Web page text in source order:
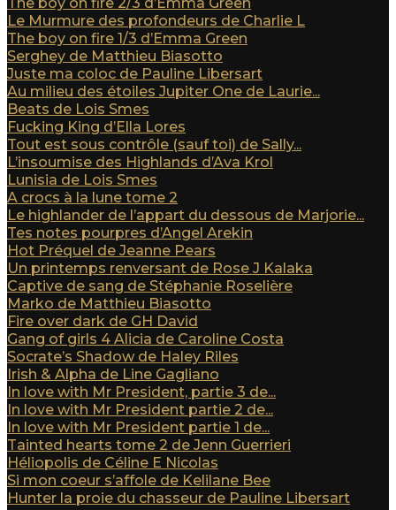
Le Murmure des profondeurs de Charlie L
The boy on fire 1/3 d’Emma Green
Serghey de Matthieu Biasotto
Juste ma coloc de Pauline Libersart
Au milieu des étoiles Jupiter One de Laurie...
Beats de Lois Smes
Fucking King d’Ella Lores
Tout est sous contrôle (sauf toi) de Sally...
L’insoumise des Highlands d’Ava Krol
Lunisia de Lois Smes
A crocs à la lune tome 2
Le highlander de l’appart du dessous de Marjorie...
Tes notes pourpres d’Angel Arekin
Hot Préquel de Jeanne Pears
Un printemps renversant de Rose J Kalaka
Captive de sang de Stéphanie Roselière
Marko de Matthieu Biasotto
Fire over dark de GH David
Gang of girls 4 Alicia de Caroline Costa
Socrate’s Shadow de Haley Riles
Irish & Alpha de Line Gagliano
In love with Mr President, partie 3 de...
In love with Mr President partie 2 de...
In love with Mr President partie 1 de...
Tainted hearts tome 2 de Jenn Guerrieri
Héliopolis de Céline E Nicolas
Si mon coeur s’affole de Kelilane Bee
Hunter la proie du chasseur de Pauline Libersart